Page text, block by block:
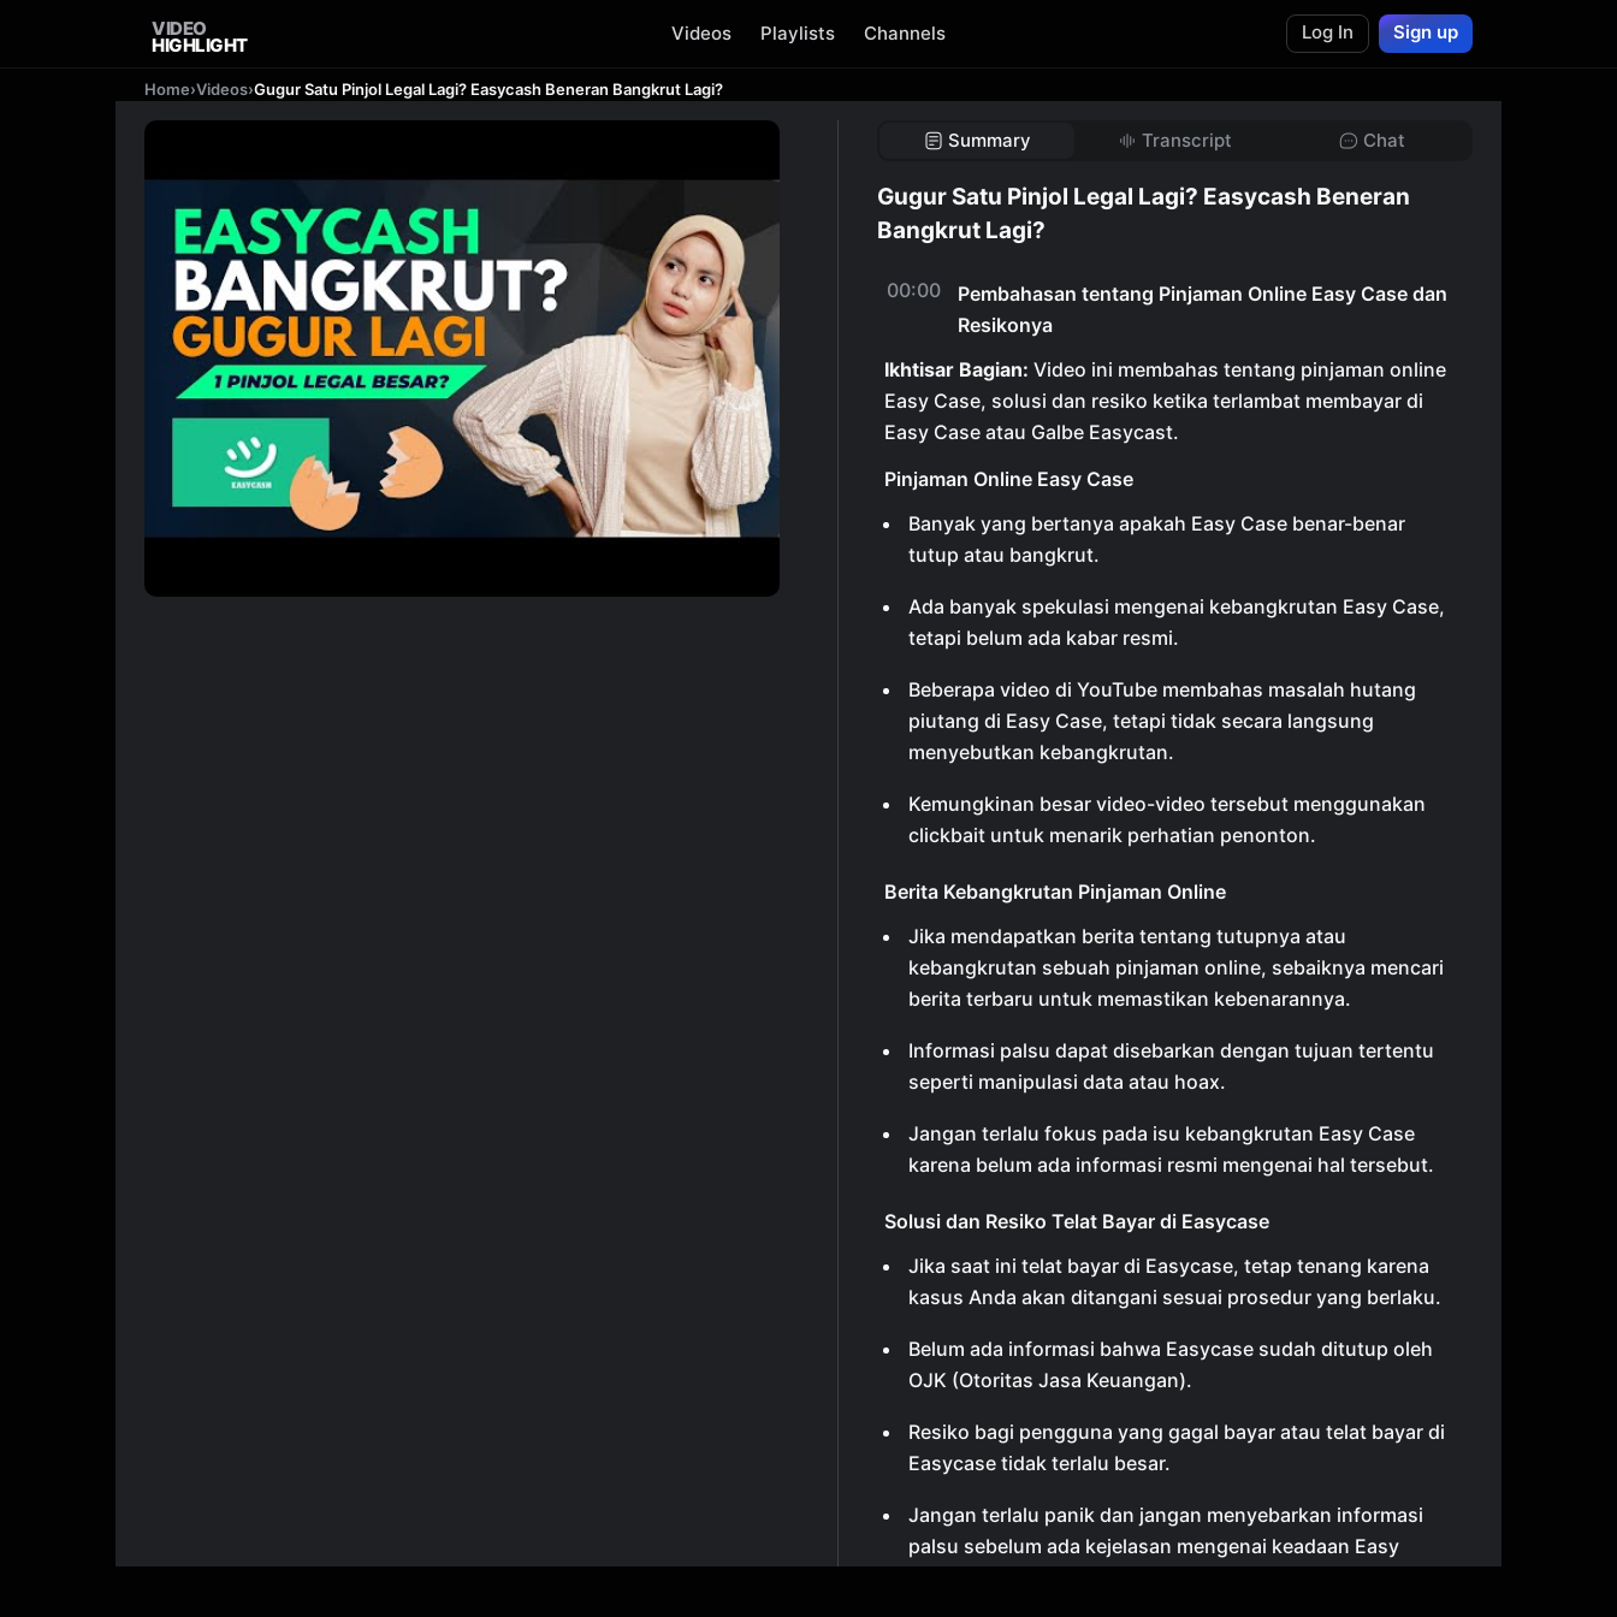
VIDEO
HIGHLIGHT
Videos Playlists Channels Log In Sign up
Home›Videos›Gugur Satu Pinjol Legal Lagi? Easycash Beneran Bangkrut Lagi?
Summary Transcript Chat
Gugur Satu Pinjol Legal Lagi? Easycash Beneran
Bangkrut Lagi?
00:00
Pembahasan tentang Pinjaman Online Easy Case dan
Resikonya
Ikhtisar Bagian: Video ini membahas tentang pinjaman online
Easy Case, solusi dan resiko ketika terlambat membayar di
Easy Case atau Galbe Easycast.
Pinjaman Online Easy Case
Banyak yang bertanya apakah Easy Case benar-benar
tutup atau bangkrut.
Ada banyak spekulasi mengenai kebangkrutan Easy Case,
tetapi belum ada kabar resmi.
Beberapa video di YouTube membahas masalah hutang
piutang di Easy Case, tetapi tidak secara langsung
menyebutkan kebangkrutan.
Kemungkinan besar video-video tersebut menggunakan
clickbait untuk menarik perhatian penonton.
Berita Kebangkrutan Pinjaman Online
Jika mendapatkan berita tentang tutupnya atau
kebangkrutan sebuah pinjaman online, sebaiknya mencari
berita terbaru untuk memastikan kebenarannya.
Informasi palsu dapat disebarkan dengan tujuan tertentu
seperti manipulasi data atau hoax.
Jangan terlalu fokus pada isu kebangkrutan Easy Case
karena belum ada informasi resmi mengenai hal tersebut.
Solusi dan Resiko Telat Bayar di Easycase
Jika saat ini telat bayar di Easycase, tetap tenang karena
kasus Anda akan ditangani sesuai prosedur yang berlaku.
Belum ada informasi bahwa Easycase sudah ditutup oleh
OJK (Otoritas Jasa Keuangan).
Resiko bagi pengguna yang gagal bayar atau telat bayar di
Easycase tidak terlalu besar.
Jangan terlalu panik dan jangan menyebarkan informasi
palsu sebelum ada kejelasan mengenai keadaan Easy